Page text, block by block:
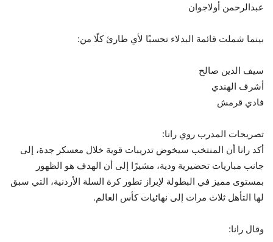
عبدالرحمن أولاجوان
بينما شملت قائمة البدلاء تحسبًا لأي طارئ كلًا من:
سيف الدين صالح
أشرف الهندي
فادي قرمش
تصريحات المدرب روي رانا:
أكد رانا أن المنتخب سيخوض تدريبات قوية خلال معسكر جدة، إلى
جانب مباريات تحضيرية ودية، مشيرًا إلى أن الهدف هو الظهور
بمستوى مميز في البطولة لإبراز تطور كرة السلة الأردنية، التي سبق
لها التأهل ثلاث مرات إلى نهائيات كأس العالم.
وقال رانا: